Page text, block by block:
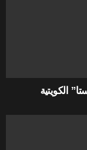
الكويتية